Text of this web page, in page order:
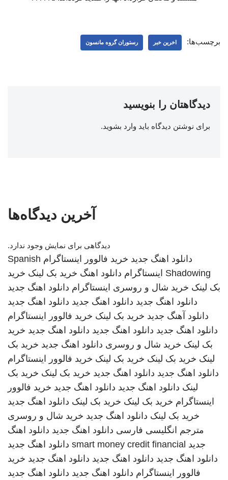
برچسب‌ها: اخرین خبر رستوران گروه مانسون
دیدگاهتان را بنویسید
برای نوشتن دیدگاه باید وارد بشوید.
آخرین دیدگاه‌ها
دیدگاهی برای نمایش وجود ندارد.
دانلود اهنگ جدید خرید فالوور اینستاگرام Spanish
Shadowing اینستاگرام دانلود اهنگ خرید بک لینک خرید
بک لینک خرید شال و روسری اینستاگرام دانلود اهنگ جدید
دانلود اهنگ جدید دانلود اهنگ جدید دانلود اهنگ جدید
دانلود آهنگ جدید خرید بک لینک خرید فالوور اینستاگرام
دانلود اهنگ جدید دانلود اهنگ جدید دانلود اهنگ جدید خرید
بک لینک خرید شال و روسری دانلود اهنگ جدید خرید بک
لینک خرید بک لینک خرید بک لینک خرید فالوور اینستاگرام
دانلود اهنگ جدید دانلود اهنگ جدید خرید بک لینک خرید بک
لینک دانلود اهنگ جدید دانلود اهنگ جدید خرید فالوور
اینستاگرام خرید بک لینک خرید بک لینک دانلود اهنگ جدید
خرید بک لینک دانلود اهنگ جدید خرید شال و روسری
مترجم انگلیسی فارسی دانلود اهنگ جدید دانلود اهنگ
جدید smart money credit financial دانلود اهنگ جدید
دانلود اهنگ جدید دانلود اهنگ جدید دانلود اهنگ جدید خرید
فالوور اینستاگرام دانلود اهنگ جدید دانلود اهنگ جدید